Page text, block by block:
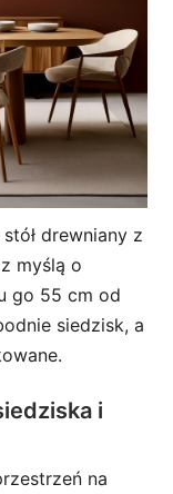
drewniany z
myślą o
go 55 cm od
siedzisk, a
i
na